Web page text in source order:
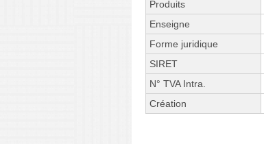
Produits
Enseigne
Forme juridique
SIRET
N° TVA Intra.
Création